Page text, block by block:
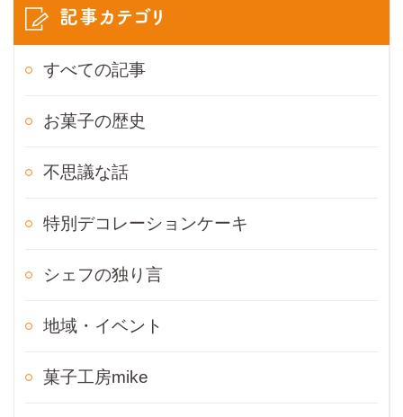
記事カテゴリ
すべての記事
お菓子の歴史
不思議な話
特別デコレーションケーキ
シェフの独り言
地域・イベント
菓子工房mike